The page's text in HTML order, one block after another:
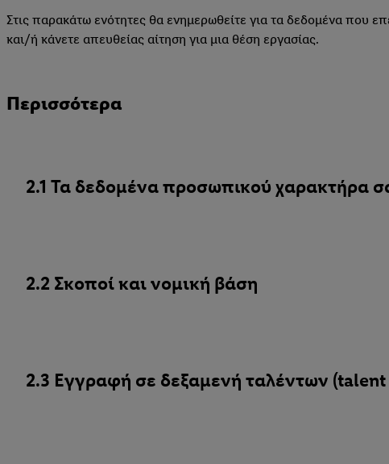
Στις παρακάτω ενότητες θα ενημερωθείτε για τα δεδομένα που
και/ή κάνετε απευθείας αίτηση για μια θέση εργασίας.
Περισσότερα
2.1 Τα δεδομένα προσωπικού χαρακτήρα
2.2 Σκοποί και νομική βάση
2.3 Εγγραφή σε δεξαμενή ταλέντων